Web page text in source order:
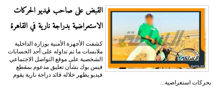
القبض على صاحب فيديو الحركات
الاستعراضية بدراجة نارية في القاهرة
كشفت الأجهزة الأمنية بوزارة الداخلية
ملابسات ما تم تداوله على أحد الحسابات
الشخصية على موقع التواصل الاجتماعي
فيس بوك بشأن تعليق مدعوم بمقطع
فيديو يظهر خلاله قائد دراجة نارية يقوم
بحركات استعراضية...